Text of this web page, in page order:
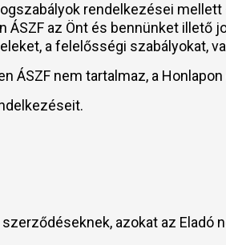
rendelkezései
az Önt és bennünket
a felelősségi szabályokat,
nem tartalmaz, a
azokat az Eladó